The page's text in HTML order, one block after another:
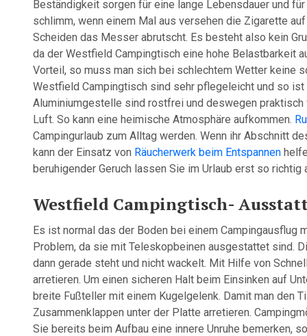
Beständigkeit sorgen für eine lange Lebensdauer und
schlimm, wenn einem Mal aus versehen die Zigarette
Scheiden das Messer abrutscht. Es besteht also kein
da der Westfield Campingtisch eine hohe Belastbarkeit
Vorteil, so muss man sich bei schlechtem Wetter keine
Westfield Campingtisch sind sehr pflegeleicht und so ist
Aluminiumgestelle sind rostfrei und deswegen
Luft. So kann eine heimische Atmosphäre aufkommen.
Campingurlaub zum Alltag werden. Wenn ihr Abschnitt
kann der Einsatz von Räucherwerk beim Entspannen
beruhigender Geruch lassen Sie im Urlaub erst so richtig
Westfield Campingtisch-
Es ist normal das der Boden bei einem
Problem, da sie mit Teleskopbeinen ausgestattet sind.
dann gerade steht und nicht wackelt. Mit Hilfe von
arretieren. Um einen sicheren Halt beim Einsinken auf
breite Fußteller mit einem Kugelgelenk. Damit man den
Zusammenklappen unter der Platte arretieren.
Sie bereits beim Aufbau eine innere Unruhe bemerken,